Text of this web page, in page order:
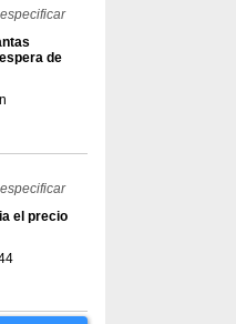
de
el precio